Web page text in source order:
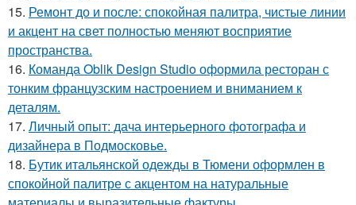
15. Ремонт до и после: спокойная палитра, чистые линии
и акцент на свет полностью меняют восприятие
пространства.
16. Команда Oblik Design Studio оформила ресторан с
тонким французским настроением и вниманием к
деталям.
17. Личный опыт: дача интерьерного фотографа и
дизайнера в Подмосковье.
18. Бутик итальянской одежды в Тюмени оформлен в
спокойной палитре с акцентом на натуральные